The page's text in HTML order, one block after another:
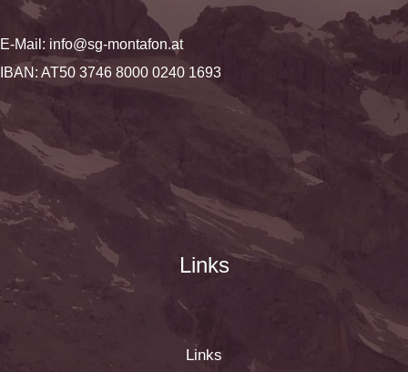
E-Mail: info@sg-montafon.at
IBAN: AT50 3746 8000 0240 1693
Links
Links